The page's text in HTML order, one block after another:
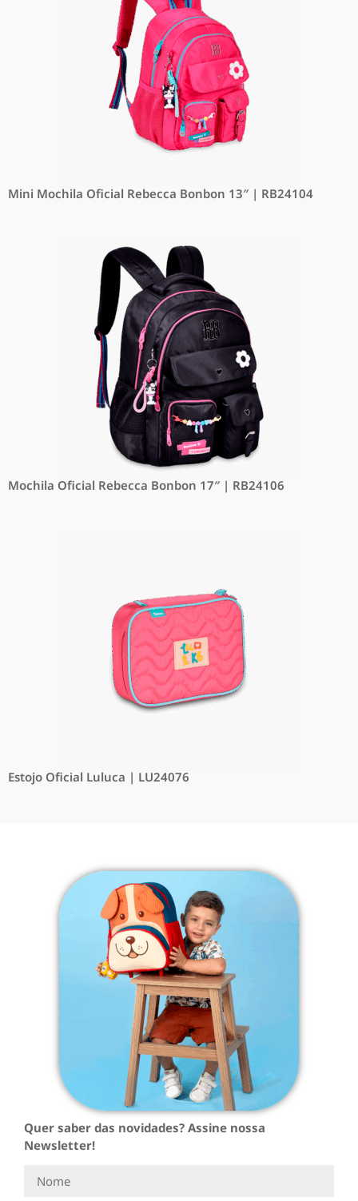
Mini Mochila Oficial Rebecca Bonbon 13″ | RB24104
Mochila Oficial Rebecca Bonbon 17″ | RB24106
Estojo Oficial Luluca | LU24076
Quer saber das novidades? Assine nossa
Newsletter!